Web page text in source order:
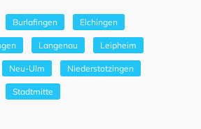
Burlafingen Elchingen
Langenau Leipheim
Neu-Ulm Niederstotzingen
Stadtmitte